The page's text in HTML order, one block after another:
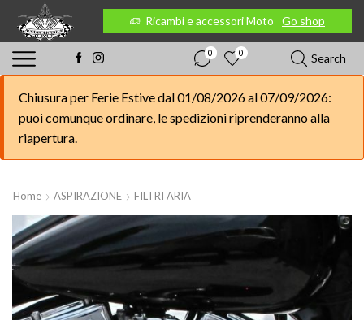
Go shop Ricambi e accessori Moto Go shop
0 0 Search
Chiusura per Ferie Estive dal 01/08/2026 al 07/09/2026:
puoi comunque ordinare, le spedizioni riprenderanno alla
riapertura.
Home ASPIRAZIONE FILTRI ARIA